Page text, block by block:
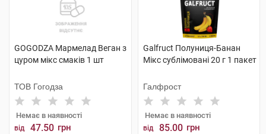
GOGODZA Мармелад Веган з
цуром мікс смаків 1 шт
ТОВ Гогодза
Немає в наявності
від 47.50 грн
Galfruct Полуниця-Банан
Мікс сублімовані 20 г 1 пакет
Галфрост
Немає в наявності
від 85.00 грн